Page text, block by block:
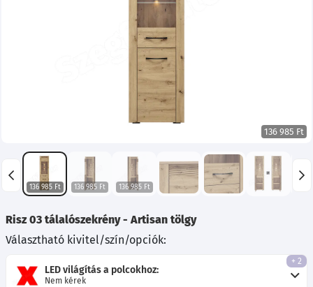
136 985 Ft
136 985 Ft 136 985 Ft 136 985 Ft
Risz 03 tálalószekrény - Artisan tölgy
Választható kivitel/szín/opciók:
LED világítás a polcokhoz:
Nem kérek
+ 2